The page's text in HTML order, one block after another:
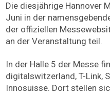
Die diesjährige Hannover
Juni in der
der offiziellen
an der Veranstaltung teil.
In der Halle 5 der Messe
digitalswitzerland, T-Link,
Innosuisse. Dort stellen